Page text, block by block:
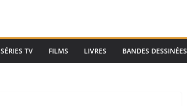
SÉRIES TV FILMS LIVRES BANDES DESSINÉES